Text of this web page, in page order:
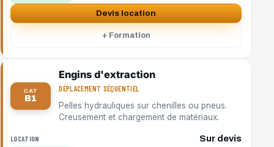
Devis location
+ Formation
CAT
B1
Engins d'extraction
DÉPLACEMENT SÉQUENTIEL
Pelles hydrauliques sur chenilles ou pneus.
Creusement et chargement de matériaux.
LOCATION Sur devis